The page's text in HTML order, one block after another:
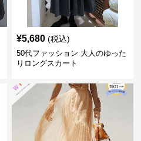
¥5,680 (税込)
50代ファッション 大人のゆった
りロングスカート